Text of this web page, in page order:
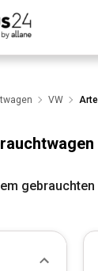
um die VW